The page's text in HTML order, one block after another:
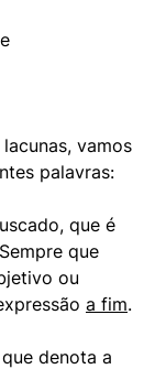
vamos
palavras:
que é
que
ou
a fim.
denota a